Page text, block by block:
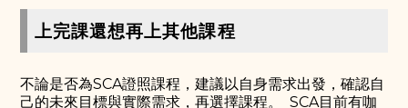
上完課還想再上其他課程
不論是否為SCA證照課程，建議以自身需求出發，確認自
己的未來目標與實際需求，再選擇課程。
SCA目前有咖